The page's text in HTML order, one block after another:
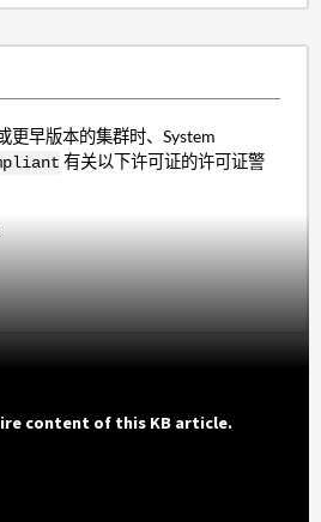
更早版本的集群时、System
有关以下许可证的许可证警
content of this KB article.